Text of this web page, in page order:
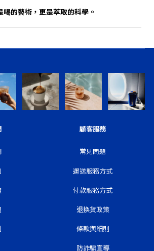
喝的藝術，更是萃取的科學。
顧客服務
常見問題
運送服務方式
付款服務方式
退換貨政策
條款與細則
防詐騙宣導